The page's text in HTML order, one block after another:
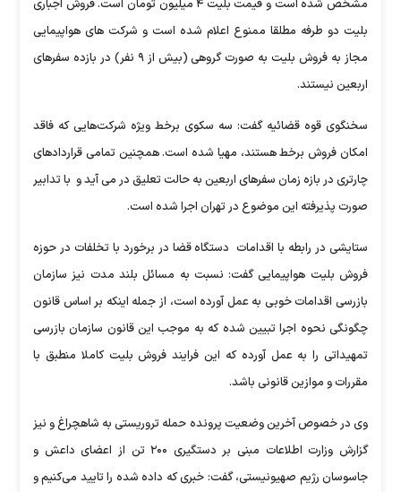
مشخص شده است و قیمت بلیت ۴ میلیون تومان است. فروش اجباری
بلیت دو طرفه مطلقا ممنوع اعلام شده است و شرکت های هواپیمایی
مجاز به فروش بلیت به صورت گروهی (بیش از ۹ نفر) در بازده سفرهای
اربعین نیستند.
سخنگوی قوه قضائیه گفت: سه سکوی برخط ویژه شرکت‌هایی که فاقد
امکان فروش برخط هستند، مهیا شده است. همچنین تمامی قراردادهای
چارتری در بازه زمان سفرهای اربعین به حالت تعلیق در می آید و با تدابیر
صورت پذیرفته این موضوع در تهران اجرا شده است.
ستایشی در رابطه با اقدامات دستگاه قضا در برخورد با تخلفات در حوزه
فروش بلیت هواپیمایی گفت: نسبت به مسائل بلند مدت نیز سازمان
بازرسی اقدامات خوبی به عمل آورده است، از جمله اینکه بر اساس قانون
چگونگی نحوه اجرا تبیین شده که به موجب این قانون سازمان بازرسی
تمهیداتی را به عمل آورده که این فرایند فروش بلیت کاملا منطبق با
مقررات و موازین قانونی باشد.
وی در خصوص آخرین وضعیت پرونده حمله تروریستی به شاهچراغ و نیز
گزارش وزارت اطلاعات مبنی بر دستگیری ۲۰۰ تن از اعضای داعش ‌و
جاسوسان رژیم صهیونیستی، گفت: خبری که داده شده را تایید می‌کنیم و